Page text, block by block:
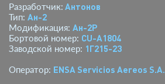
Разработчик: Антонов
Тип: Ан-2
Модификация: Ан-2Р
Бортовой номер: CU-A1804
Заводской номер: 1Г215-23
Оператор: ENSA Servicios Aereos S.A.